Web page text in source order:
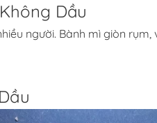
Dầu
người. Bành mì giòn